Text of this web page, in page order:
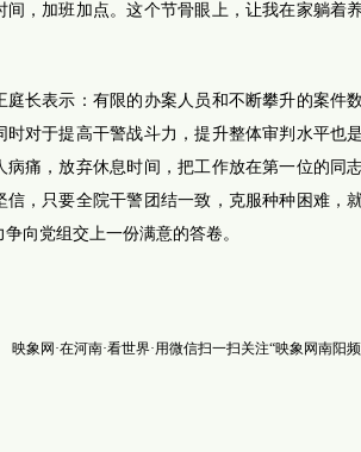
间，加班加点。这个节骨眼上，让我在家躺着
表示：有限的办案人员和不断攀升的案件
时对于提高干警战斗力，提升整体审判水平也
病痛，放弃休息时间，把工作放在第一位的同
信，只要全院干警团结一致，克服种种困难，
向党组交上一份满意的答卷。
映象网·在河南·看世界·用微信扫一扫关注“映象网南阳